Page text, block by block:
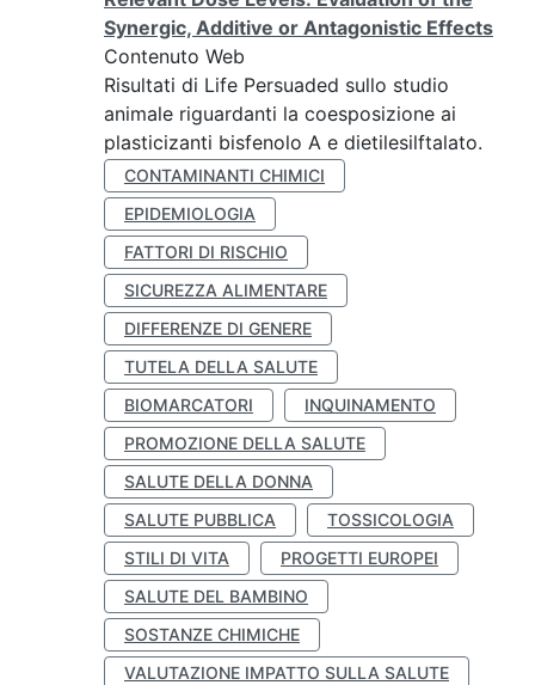
Synergic, Additive or Antagonistic Effects
Contenuto Web
Risultati di Life Persuaded sullo studio
animale riguardanti la coesposizione ai
plasticizanti bisfenolo A e dietilesilftalato.
CONTAMINANTI CHIMICI
EPIDEMIOLOGIA
FATTORI DI RISCHIO
SICUREZZA ALIMENTARE
DIFFERENZE DI GENERE
TUTELA DELLA SALUTE
BIOMARCATORI
INQUINAMENTO
PROMOZIONE DELLA SALUTE
SALUTE DELLA DONNA
SALUTE PUBBLICA
TOSSICOLOGIA
STILI DI VITA
PROGETTI EUROPEI
SALUTE DEL BAMBINO
SOSTANZE CHIMICHE
VALUTAZIONE IMPATTO SULLA SALUTE